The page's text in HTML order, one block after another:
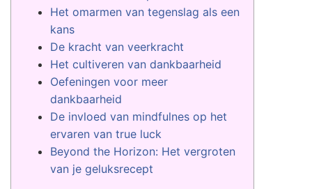
Het omarmen van tegenslag als een
kans
De kracht van veerkracht
Het cultiveren van dankbaarheid
Oefeningen voor meer
dankbaarheid
De invloed van mindfulnes op het
ervaren van true luck
Beyond the Horizon: Het vergroten
van je geluksrecept